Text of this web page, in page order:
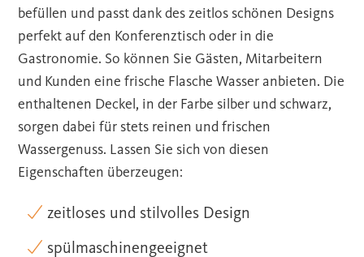
befüllen und passt dank des zeitlos schönen Designs
perfekt auf den Konferenztisch oder in die
Gastronomie. So können Sie Gästen, Mitarbeitern
und Kunden eine frische Flasche Wasser anbieten. Die
enthaltenen Deckel, in der Farbe silber und schwarz,
sorgen dabei für stets reinen und frischen
Wassergenuss. Lassen Sie sich von diesen
Eigenschaften überzeugen:
zeitloses und stilvolles Design
spülmaschinengeeignet